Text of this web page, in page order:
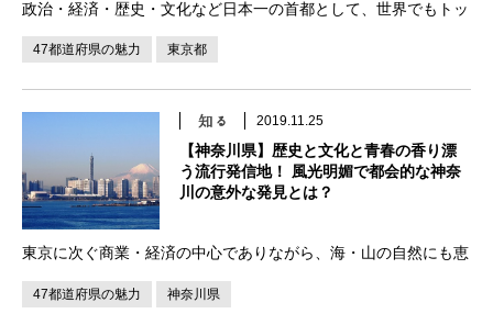
政治・経済・歴史・文化など日本一の首都として、世界でもトッ
プクラスの主要都市東京は、今や世界から熱い視線が注がれる
「一生に一度は行きたい町」に挙げられています。東京にいると
47都道府県の魅力 東京都
2019.11.25
【神奈川県】歴史と文化と青春の香り漂
う流行発信地！ 風光明媚で都会的な神奈
川の意外な発見とは？
東京に次ぐ商業・経済の中心でありながら、海・山の自然にも恵
歴史があり、明治以降の文明開化の発祥地として数々の流行を生
47都道府県の魅力 神奈川県